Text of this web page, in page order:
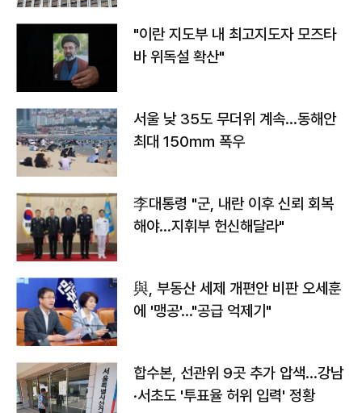
"이란 지도부 내 최고지도자 모즈타
바 위독설 확산"
서울 낮 35도 무더위 계속…동해안
최대 150㎜ 폭우
李대통령 "군, 내란 이후 신뢰 회복
해야…지휘부 헌신해달라"
與, 부동산 세제 개편안 비판 오세훈
에 '맹공'…"공급 억제기"
합수본, 선관위 9곳 추가 압색…강남
·서초도 '투표율 허위 입력' 정황